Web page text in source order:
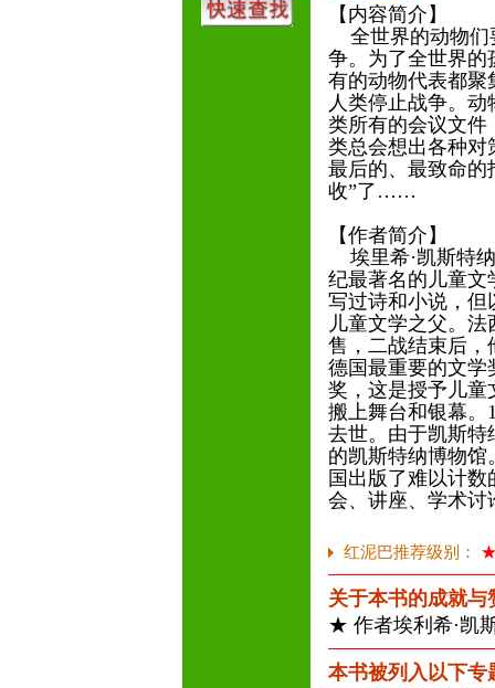
【内容简介】
全世界的动物们
争。为了全世界的
有的动物代表都聚
人类停止战争。
类所有的会议文件
类总会想出各种对
最后的、最致命的
收”了……
【作者简介】
埃里希·凯斯特纳
纪最著名的儿童文
写过诗和小说，但
儿童文学之父。
售，二战结束后，
德国最重要的文
奖，这是授予儿童
搬上舞台和银幕。
去世。由于凯斯特
的凯斯特纳博物馆
国出版了难以计
会、讲座、学术
红泥巴推荐级别：
关于本书的成就与
★ 作者埃利希·凯
本书被列入以下专